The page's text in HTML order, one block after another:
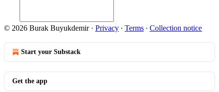
© 2026 Burak Buyukdemir· Privacy ∙ Terms ∙ Collection notice
Start your Substack
Get the app